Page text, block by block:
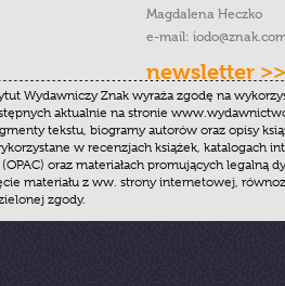
Magdalena Heczko
e-mail:
newsletter >>
Wydawniczy Znak wyraża zgodę na
aktualnie na stronie
tekstu, biogramy autorów oraz opisy
w recenzjach książek, katalogach
oraz materiałach promujących legalną
materiału z ww. strony internetowej,
zgody.